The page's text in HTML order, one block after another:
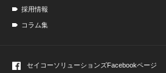
採用情報
コラム集
セイコーソリューションズFacebookページ